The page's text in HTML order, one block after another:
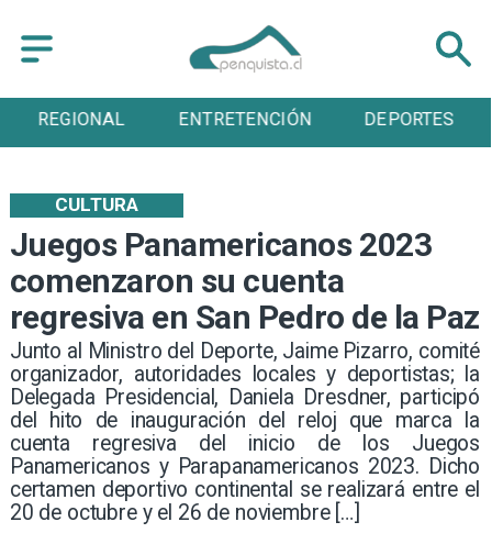
ENTRETENCIÓN DEPORTES CULTURA
Juegos Panamericanos 2023
comenzaron su cuenta
regresiva en San Pedro de la Paz
Junto al Ministro del Deporte, Jaime Pizarro, comité
organizador, autoridades locales y deportistas; la
Delegada Presidencial, Daniela Dresdner, participó
del hito de inauguración del reloj que marca la
cuenta regresiva del inicio de los Juegos
Panamericanos y Parapanamericanos 2023. Dicho
certamen deportivo continental se realizará entre el
20 de octubre y el 26 de noviembre […]
CULTURA